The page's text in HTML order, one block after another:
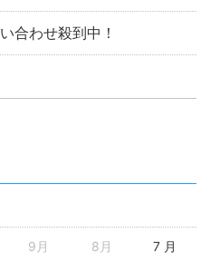
合わせ殺到中！
9月 8月 7 月